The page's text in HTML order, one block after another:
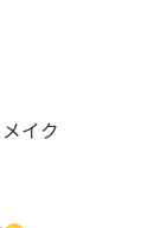
イク